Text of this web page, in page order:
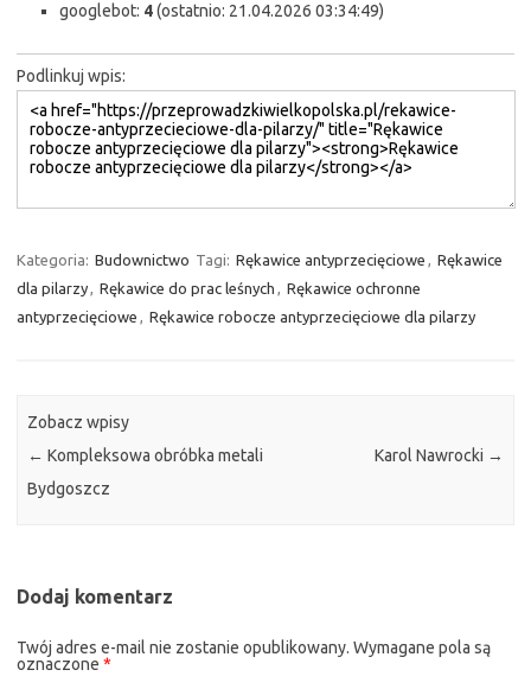
googlebot: 4(ostatnio: 21.04.2026 03:34:49)
Podlinkuj wpis:
Kategoria: Budownictwo Tagi: Rękawice antyprzecięciowe , Rękawice
dla pilarzy, Rękawice do prac leśnych , Rękawice ochronne
antyprzecięciowe , Rękawice robocze antyprzecięciowe dla pilarzy
Zobacz wpisy
← Kompleksowa obróbka metali
Bydgoszcz
Karol Nawrocki →
Dodaj komentarz
Twój adres e-mail nie zostanie opublikowany. Wymagane pola są
oznaczone *